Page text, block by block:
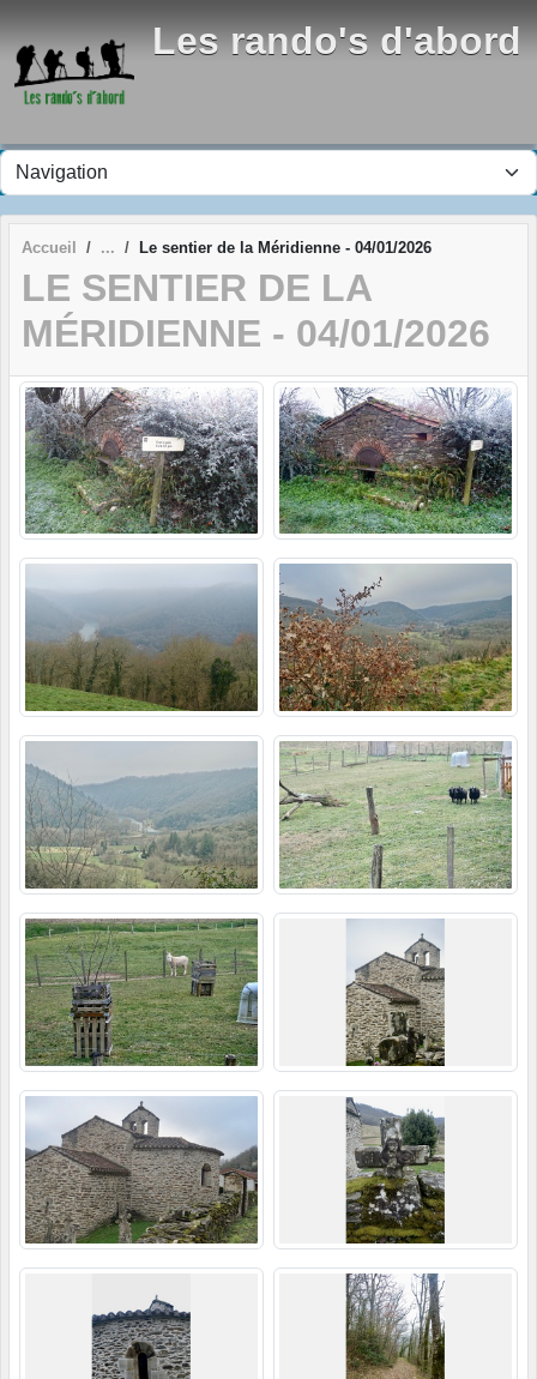
Les rando's d'abord
Accueil Le sentier de la Méridienne - 04/01/2026
LE SENTIER DE LA
MÉRIDIENNE - 04/01/2026